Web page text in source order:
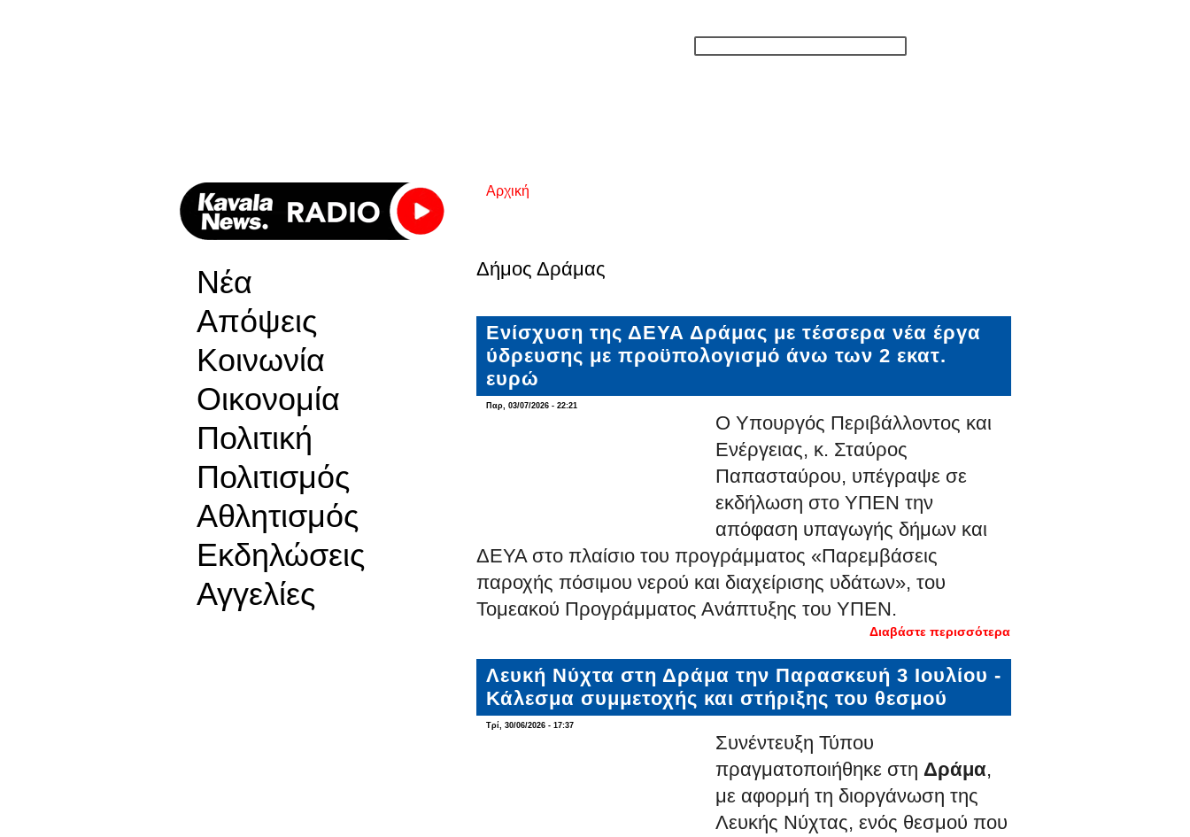
Νέα
Απόψεις
Κοινωνία
Οικονομία
Πολιτική
Πολιτισμός
Αθλητισμός
Εκδηλώσεις
Αγγελίες
Είστε εδώ
Αρχική
Δήμος Δράμας
Ενίσχυση της ΔΕΥΑ Δράμας με τέσσερα νέα έργα
ύδρευσης με προϋπολογισμό άνω των 2 εκατ.
ευρώ
Παρ, 03/07/2026 - 22:21
Ο Υπουργός Περιβάλλοντος και
Ενέργειας, κ. Σταύρος
Παπασταύρου, υπέγραψε σε
εκδήλωση στο ΥΠΕΝ την
απόφαση υπαγωγής δήμων και
ΔΕΥΑ στο πλαίσιο του προγράμματος «Παρεμβάσεις
παροχής πόσιμου νερού και διαχείρισης υδάτων», του
Τομεακού Προγράμματος Ανάπτυξης του ΥΠΕΝ.
Διαβάστε περισσότερα
Δράμας με
προϋπολογισμό
Λευκή Νύχτα στη Δράμα την Παρασκευή 3 Ιουλίου -
Κάλεσμα συμμετοχής και στήριξης του θεσμού
Τρί, 30/06/2026 - 17:37
Συνέντευξη Τύπου
πραγματοποιήθηκε στη Δράμα,
με αφορμή τη διοργάνωση της
Λευκής Νύχτας, ενός θεσμού που